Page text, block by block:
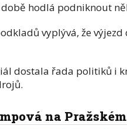
hodlá podniknout
vyplývá, že
dostala řada politiků i
na